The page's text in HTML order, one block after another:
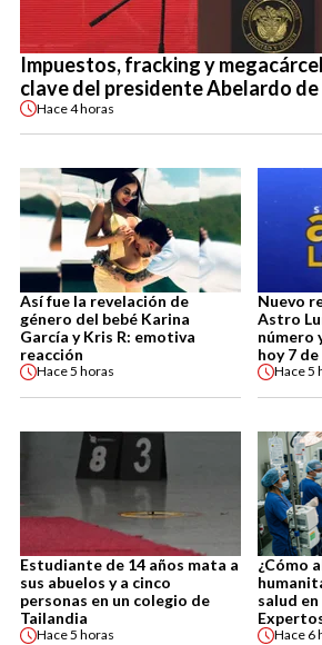
Impuestos, fracking y
clave del presidente Abelardo de
Hace4 horas
Así fue la revelación de
género del bebé Karina
García y Kris R: emotiva
reacción
Hace5 horas
Nuevo
Astro
número
hoy 7
Hace5
Estudiante de 14 años mata a
sus abuelos y a cinco
personas en un colegio de
Tailandia
Hace5 horas
¿Cómo
salud
Hace 6